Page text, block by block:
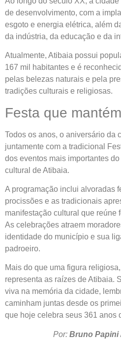
de desenvolvimento, com a
esgoto e energia elétrica, além
da indústria, da educação e da
Atualmente, Atibaia possui
167 mil habitantes e é
pelas belezas naturais e pela
tradições culturais e religiosas.
Festa que
Todos os anos, o aniversário da
juntamente com a tradicional
dos eventos mais importantes
cultural de Atibaia.
A programação inclui alvoradas
procissões e as tradicionais
manifestação cultural que reúne
As celebrações atraem
identidade do município e sua
padroeiro.
Mais do que uma figura
representa as raízes de Atibaia.
viva na memória da cidade,
caminham juntas desde os
que hoje celebra seus 361 anos
Por: Bruno Papini